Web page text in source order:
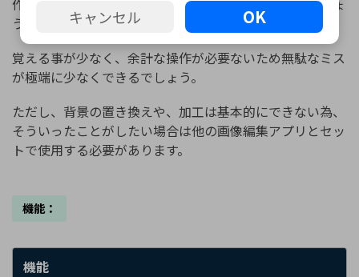
作や複雑な操作は勘弁という方におすすめのアプリでしょ
う。
覚える事が少なく、余計な操作が必要ないため無駄なミス
が極端に少なくできるでしょう。
ただし、背景の置き換えや、加工は基本的にできない為、
そういったことがしたい場合は他の画像編集アプリとセッ
トで使用する必要があります。
機能：
機能
キャンセル OK